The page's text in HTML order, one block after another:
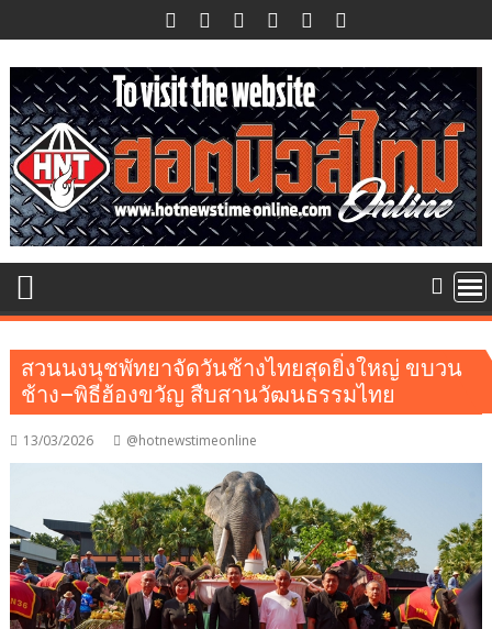
to
content
สวนนงนุชพัทยาจัดวันช้างไทยสุดยิ่งใหญ่ ขบวน
ช้าง–พิธีฮ้องขวัญ สืบสานวัฒนธรรมไทย
13/03/2026 @hotnewstimeonline